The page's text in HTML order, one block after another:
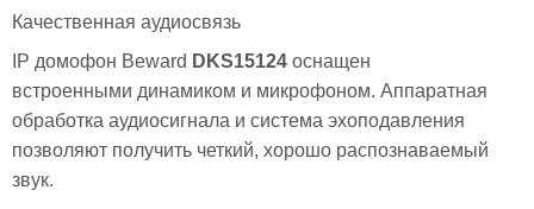
Качественная аудиосвязь
IP домофон Beward DKS15124 оснащен
встроенными динамиком и микрофоном. Аппаратная
обработка аудиосигнала и система эхоподавления
позволяют получить четкий, хорошо распознаваемый
звук.